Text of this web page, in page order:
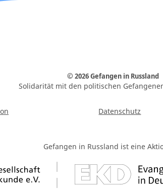
© 2026 Gefangen in Russland
Solidarität mit den politischen
Datenschutz
Gefangen in Russland ist eine